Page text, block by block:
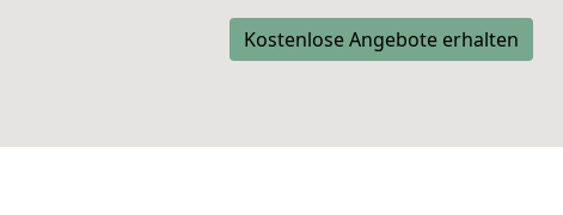
Kostenlose Angebote erhalten